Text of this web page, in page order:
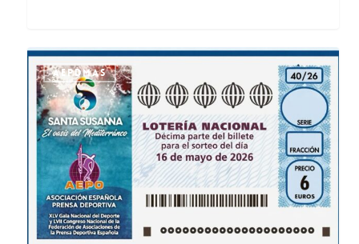
AEPDMAS